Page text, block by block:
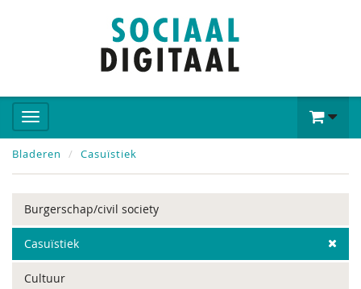
Bladeren Casuïstiek
Burgerschap/civil society
Casuïstiek
Cultuur